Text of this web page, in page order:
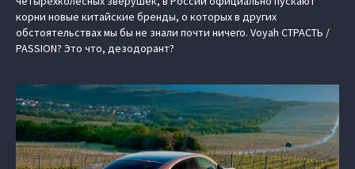
корни новые китайские бренды, о которых в других
обстоятельствах мы бы не знали почти ничего. Voyah СТРАСТЬ /
PASSION? Это что, дезодорант?